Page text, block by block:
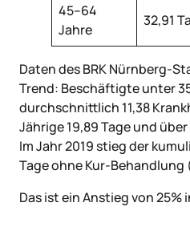
45–64
Jahre
32,91
Daten des BRK Nürnberg-
Trend: Beschäftigte unter
durchschnittlich 11,38
Jährige 19,89 Tage und
Im Jahr 2019 stieg der
Tage ohne Kur-Behandlung
Das ist ein Anstieg von 25%